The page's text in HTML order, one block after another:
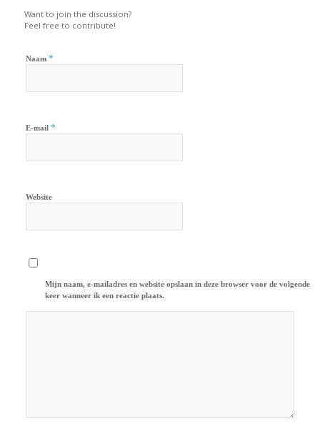
Want to join the discussion?
Feel free to contribute!
Naam *
E-mail *
Website
Mijn naam, e-mailadres en website opslaan in deze browser voor de volgende
keer wanneer ik een reactie plaats.